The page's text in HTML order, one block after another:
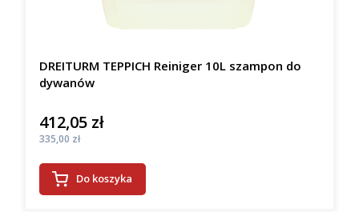
DREITURM TEPPICH Reiniger 10L szampon do
dywanów
Cena
412,05 zł
Cena
335,00 zł
Do koszyka